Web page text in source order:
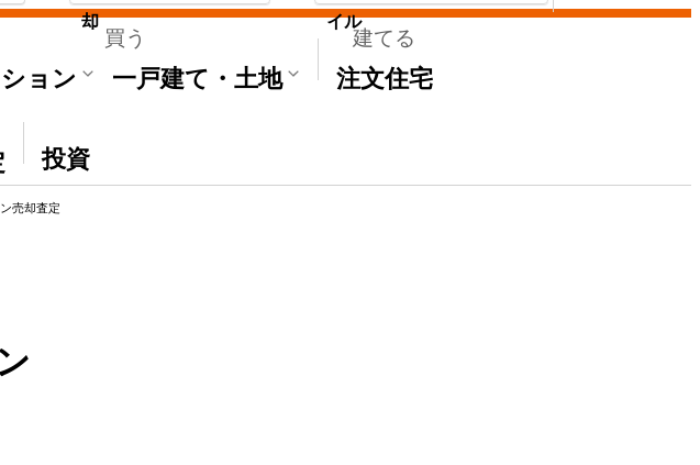
買う
ョン 一戸建て・土地
建てる
注文住宅
その他
投資
却 イル
売却査定